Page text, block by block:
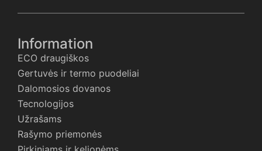
Information
ECO draugiškos
Gertuvės ir termo puodeliai
Dalomosios dovanos
Tecnologijos
Užrašams
Rašymo priemonės